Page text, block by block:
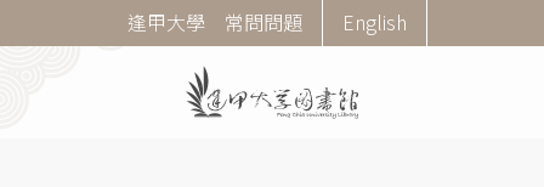
至
Corner
Menu
逢甲大學 常問問題 English